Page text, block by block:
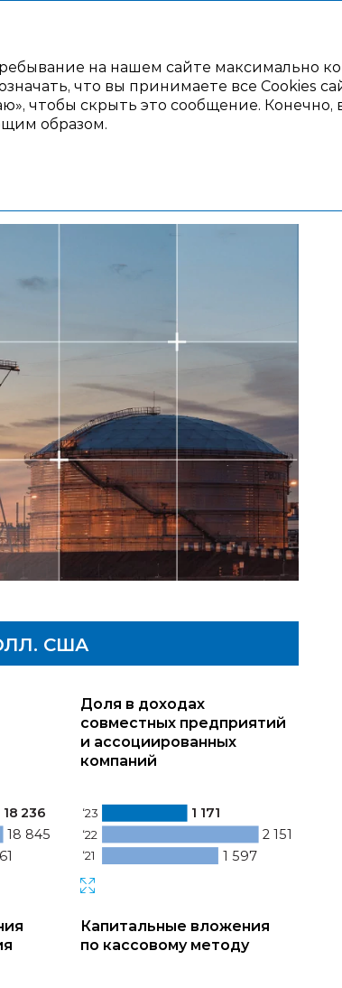
США
18 236
18 845
Доля в доходах
совместных предприятий
и ассоциированных
компаний
‘23
‘22
‘21
1 171
2 151
1 597
Капитальные вложения
по кассовому методу
на нашем сайте максимально
что вы принимаете все Cookies
чтобы скрыть это сообщение.
образом.